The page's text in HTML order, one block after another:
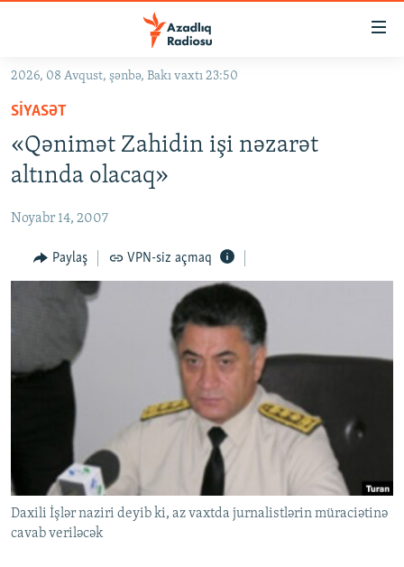
Əsas
qayıt
Əsas
naviqasiyaya
qayıt
Axtarışa
GÜNDƏM
KORRUPSIOMETR
FƏRQƏ BAX
QANUNI DOĞRU
ARAŞDIRMA
MULTIMEDIA
VIDEO
FOTOQALEREYA
İNFOQRAFIKA
KARIKATURA
RADIO ARXIV
OXU ZALI
AZƏRBAYCAN ƏDƏBIYYATI KITABXANASI
İSLAM VƏ DEMOKRATIYA
İZ - MƏDƏNIYYƏT PROQRAMI
HAQQIMIZDA
MISSIYAMIZ
PEŞƏ ETIKASI VƏ JURNALISTIKA STANDARTLARIMIZ
MATERIALLARIMIZDAN ISTIFADƏ
AZADLIQRADIOSU MOBIL TELEFONUNUZDA
RFE/RL-in bütün saytları
2026, 08 Avqust, şənbə, Bakı vaxtı 23:50
SIYASƏT
«Qənimət Zahidin işi nəzarət
altında olacaq»
Noyabr 14, 2007
Paylaş VPN-siz açmaq
Daxili İşlər naziri deyib ki, az vaxtda jurnalistlərin müraciətinə
cavab veriləcək